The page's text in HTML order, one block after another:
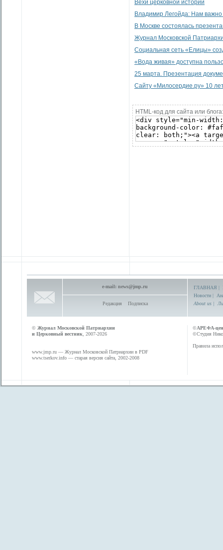
Вехи церковной истории
Владимир Легойда: Нам важно
В Москве состоялась
Журнал Московской
Социальная сеть «Елицы»
«Вода живая» доступна
25 марта. Презентация
Сайту «Милосердие.ру» 10
HTML-код для сайта или блога:
e-mail: news@jmp.ru
Редакция Подписка
ГЛАВНАЯ |
Новости |
About us |
© Журнал Московской Патриархии
и Церковный вестник , 2007-2026
www.jmp.ru — Журнал Московской Патриархии в PDF
www.tserkov.info — старая версия сайта, 2002-2008
©АРЕФА-
©Студия
Правила